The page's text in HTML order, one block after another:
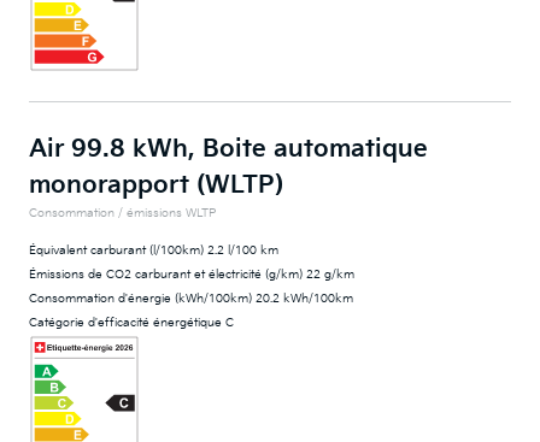
Air 99.8 kWh, Boite automatique
monorapport (WLTP)
Consommation / émissions WLTP
Équivalent carburant (l/100km) 2.2 l/100 km
Émissions de CO2 carburant et électricité (g/km) 22 g/km
Consommation d'énergie (kWh/100km) 20.2 kWh/100km
Catégorie d'efficacité énergétique C